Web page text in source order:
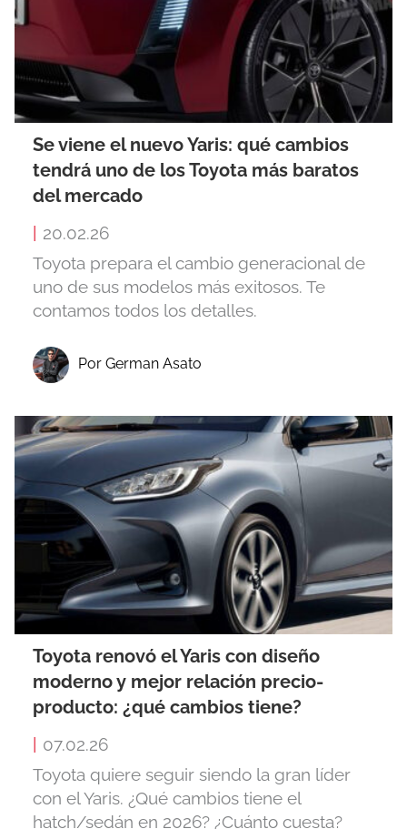
Se viene el nuevo Yaris: qué cambios
tendrá uno de los Toyota más baratos
del mercado
20.02.26
Toyota prepara el cambio generacional de
uno de sus modelos más exitosos. Te
contamos todos los detalles.
Por German Asato
Toyota renovó el Yaris con diseño
moderno y mejor relación precio-
producto: ¿qué cambios tiene?
| 07.02.26
Toyota quiere seguir siendo la gran líder
con el Yaris. ¿Qué cambios tiene el
hatch/sedán en 2026? ¿Cuánto cuesta?